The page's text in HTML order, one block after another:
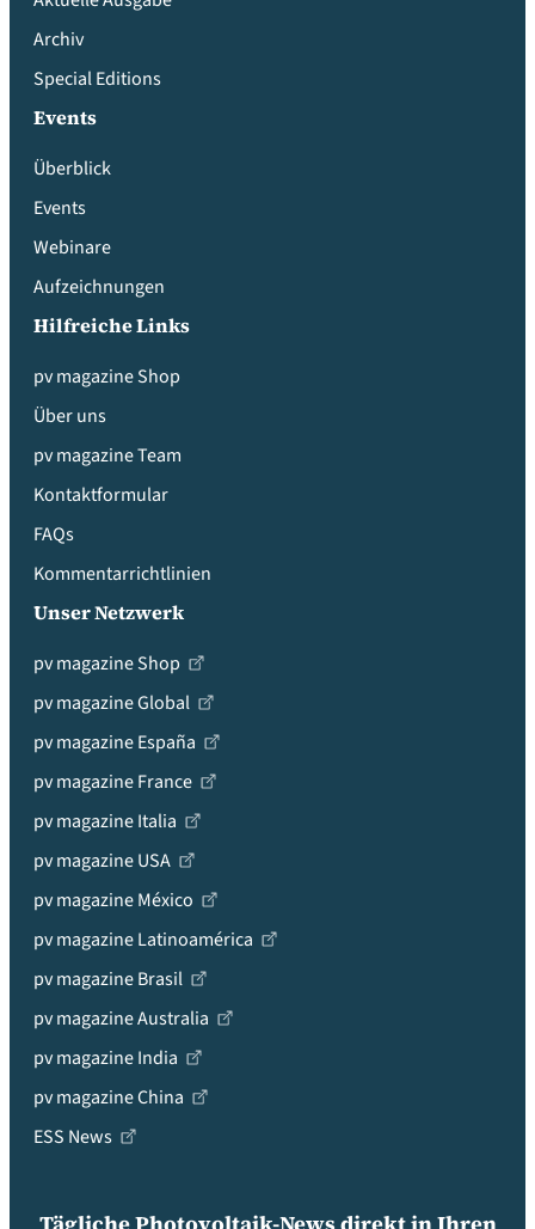
Archiv
Special Editions
Events
Überblick
Events
Webinare
Aufzeichnungen
Hilfreiche Links
pv magazine Shop
Über uns
pv magazine Team
Kontaktformular
FAQs
Kommentarrichtlinien
Unser Netzwerk
pv magazine Shop
pv magazine Global
pv magazine España
pv magazine France
pv magazine Italia
pv magazine USA
pv magazine México
pv magazine Latinoamérica
pv magazine Brasil
pv magazine Australia
pv magazine India
pv magazine China
ESS News